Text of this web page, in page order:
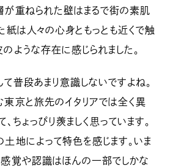
が重ねられた壁はまるで街の素肌
紙は人々の心身ともっとも近くで触
ような存在に感じられました。
普段あまり意識しないですよね。
京と旅先のイタリアでは全く異
ちょっぴり羨ましく思っています。
地によって特色を感じます。いま
覚や認識はほんの一部でしかな